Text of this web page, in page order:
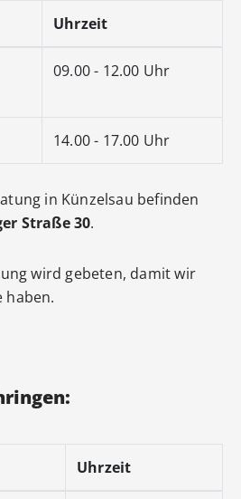
Uhrzeit
09.00 - 12.00 Uhr
14.00 - 17.00 Uhr
in Künzelsau befinden
Straße 30.
wird gebeten, damit wir
haben.
Uhrzeit